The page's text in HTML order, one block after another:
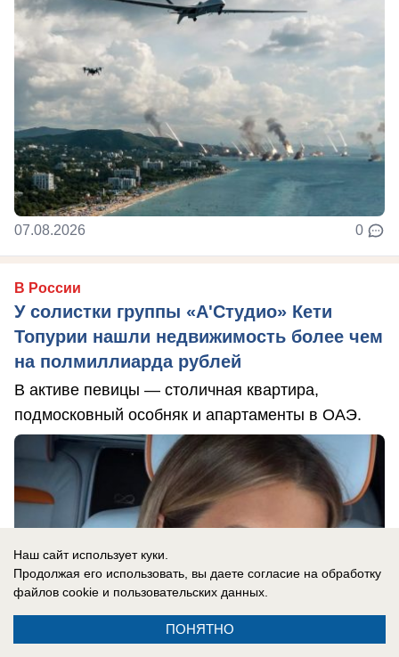
07.08.2026 0
В России
У солистки группы «А'Студио» Кети
Топурии нашли недвижимость более чем
на полмиллиарда рублей
В активе певицы — столичная квартира,
подмосковный особняк и апартаменты в ОАЭ.
Наш сайт использует куки.
Продолжая его использовать, вы даете согласие на обработку
файлов cookie и пользовательских данных.
ПОНЯТНО